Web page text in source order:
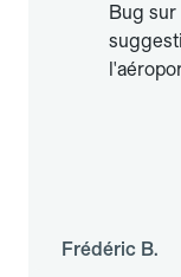
Bug
Frédéric B.